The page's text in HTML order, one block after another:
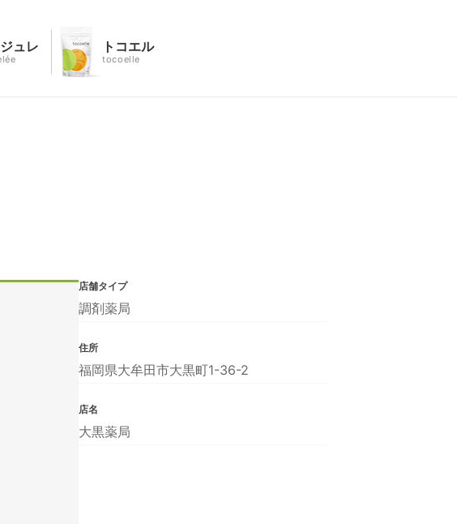
ュレ トコエル
tocoelle
店舗タイプ
調剤薬局
住所
福岡県大牟田市大黒町1-36-2
店名
大黒薬局